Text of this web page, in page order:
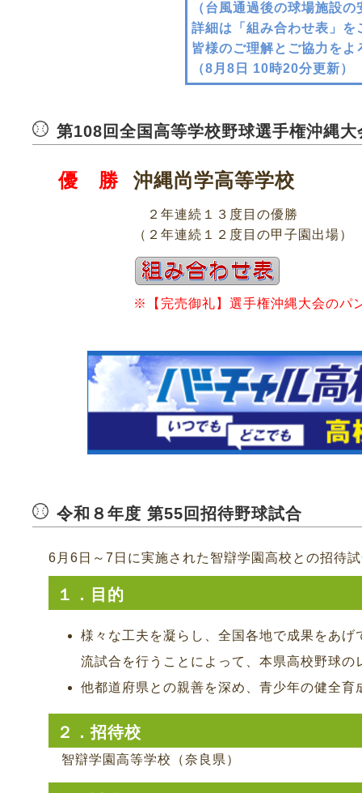
（台風通過後の球場施設
詳細は「組み合わせ表」を
皆様のご理解とご協力を
（8月8日 10時20分更新）
第108回全国高等学校野球選手権沖縄大
優 勝 沖縄尚学高等学校
２年連続１３度目の優勝
（２年連続１２度目の甲子園出場）
※【完売御礼】選手権沖縄大会のパ
令和８年度 第55回招待野球試合
6月6日～7日に実施された智辯学園高校との招待
１．目的
様々な工夫を凝らし、全国各地で成果をあ
流試合を行うことによって、本県高校野球の
他都道府県との親善を深め、青少年の健全
２．招待校
智辯学園高等学校（奈良県）